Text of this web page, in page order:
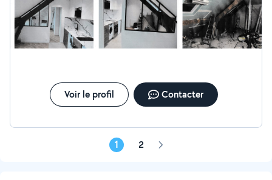
Voir le profil Contacter
1 2 Page